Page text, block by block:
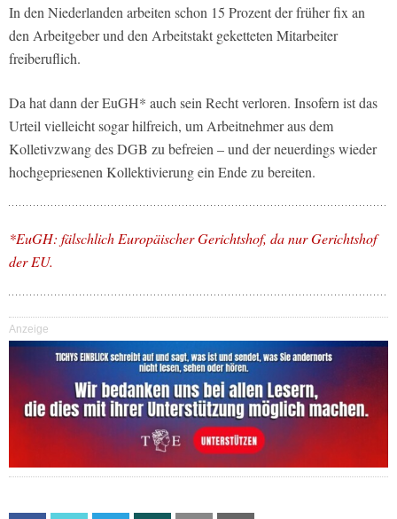
In den Niederlanden arbeiten schon 15 Prozent der früher fix an
den Arbeitgeber und den Arbeitstakt geketteten Mitarbeiter
freiberuflich.
Da hat dann der EuGH* auch sein Recht verloren. Insofern ist das
Urteil vielleicht sogar hilfreich, um Arbeitnehmer aus dem
Kolletivzwang des DGB zu befreien – und der neuerdings wieder
hochgepriesenen Kollektivierung ein Ende zu bereiten.
*EuGH: fälschlich Europäischer Gerichtshof, da nur Gerichtshof
der EU.
Anzeige